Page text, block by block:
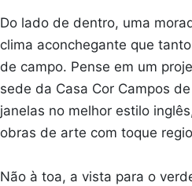
Do lado de dentro, uma
clima aconchegante que
de campo. Pense em um
sede da Casa Cor Campos
janelas no melhor estilo
obras de arte com toque
Não à toa, a vista para o